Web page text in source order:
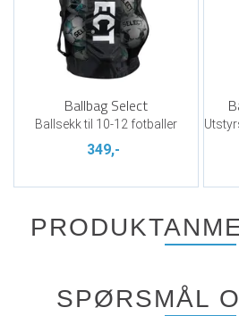
Ballbag Select
Ballsekk til 10-12 fotballer
349,-
SPØRSMÅL